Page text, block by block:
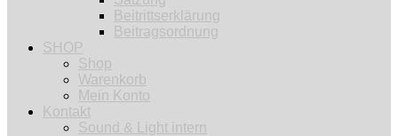
Beitrittserklärung
Beitragsordnung
SHOP
Shop
Warenkorb
Mein Konto
Kontakt
Sound & Light intern